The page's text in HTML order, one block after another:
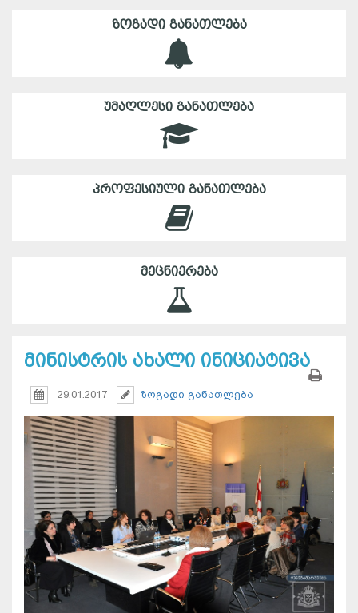
ᲖᲝᲒᲐᲓᲘ ᲒᲐᲜᲐᲗᲚᲔᲑᲐ
ᲣᲛᲐᲦᲚᲔᲡᲘ ᲒᲐᲜᲐᲗᲚᲔᲑᲐ
ᲞᲠᲝᲤᲔᲡᲘᲣᲚᲘ ᲒᲐᲜᲐᲗᲚᲔᲑᲐ
ᲛᲔᲪᲜᲘᲔᲠᲔᲑᲐ
მინისტრის ახალი ინიციატივა
29.01.2017 ზოგადი განათლება